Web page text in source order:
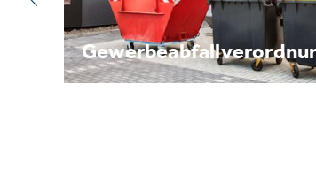
Metallrecycling